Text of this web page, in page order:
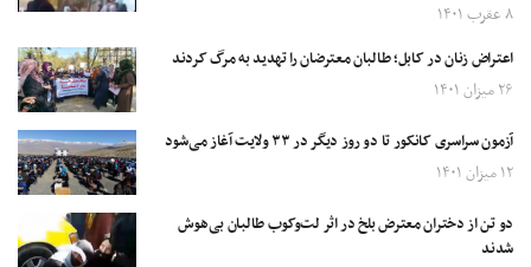
۸ عقرب ۱۴۰۱
اعتراض زنان در کابل؛ طالبان معترضان را تهدید به مرگ کردند
۲۶ میزان ۱۴۰۱
آزمون سراسری کانکور تا دو روز دیگر در ۳۳ ولایت آغاز می‌شود
۱۲ میزان ۱۴۰۱
دو تن از دختران معترض بلخ در اثر لت‌وکوب طالبان بی‌هوش
شدند